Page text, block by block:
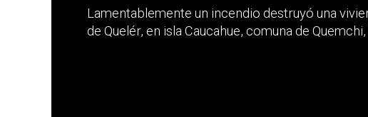
Lamentablemente un incendio destruyó una
de Quelér, en isla Caucahue, comuna de Quemchi,